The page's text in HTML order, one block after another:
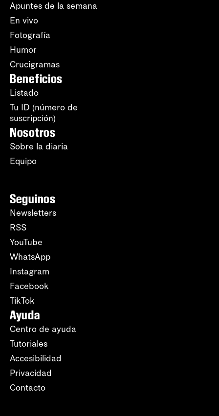
Apuntes de la semana
En vivo
Fotografía
Humor
Crucigramas
Beneficios
Listado
Tu ID (número de
suscripción)
Nosotros
Sobre la diaria
Equipo
Seguinos
Newsletters
RSS
YouTube
WhatsApp
Instagram
Facebook
TikTok
Ayuda
Centro de ayuda
Tutoriales
Accesibilidad
Privacidad
Contacto